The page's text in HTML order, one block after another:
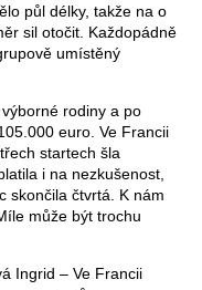
půl délky, takže na o
sil otočit. Každopádně
umístěný
rodiny a po
euro. Ve Francii
startech šla
i na nezkušenost,
skončila čtvrtá. K nám
může být trochu
Ingrid – Ve Francii